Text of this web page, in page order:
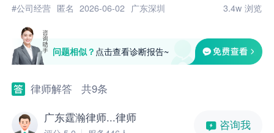
3.4w 浏览
#公司经营 匿名 2026-06-02 广东深圳
问题相似？ 点击查看诊断报告~
律师解答
共9条
广东霆瀚律师...律师
咨询我